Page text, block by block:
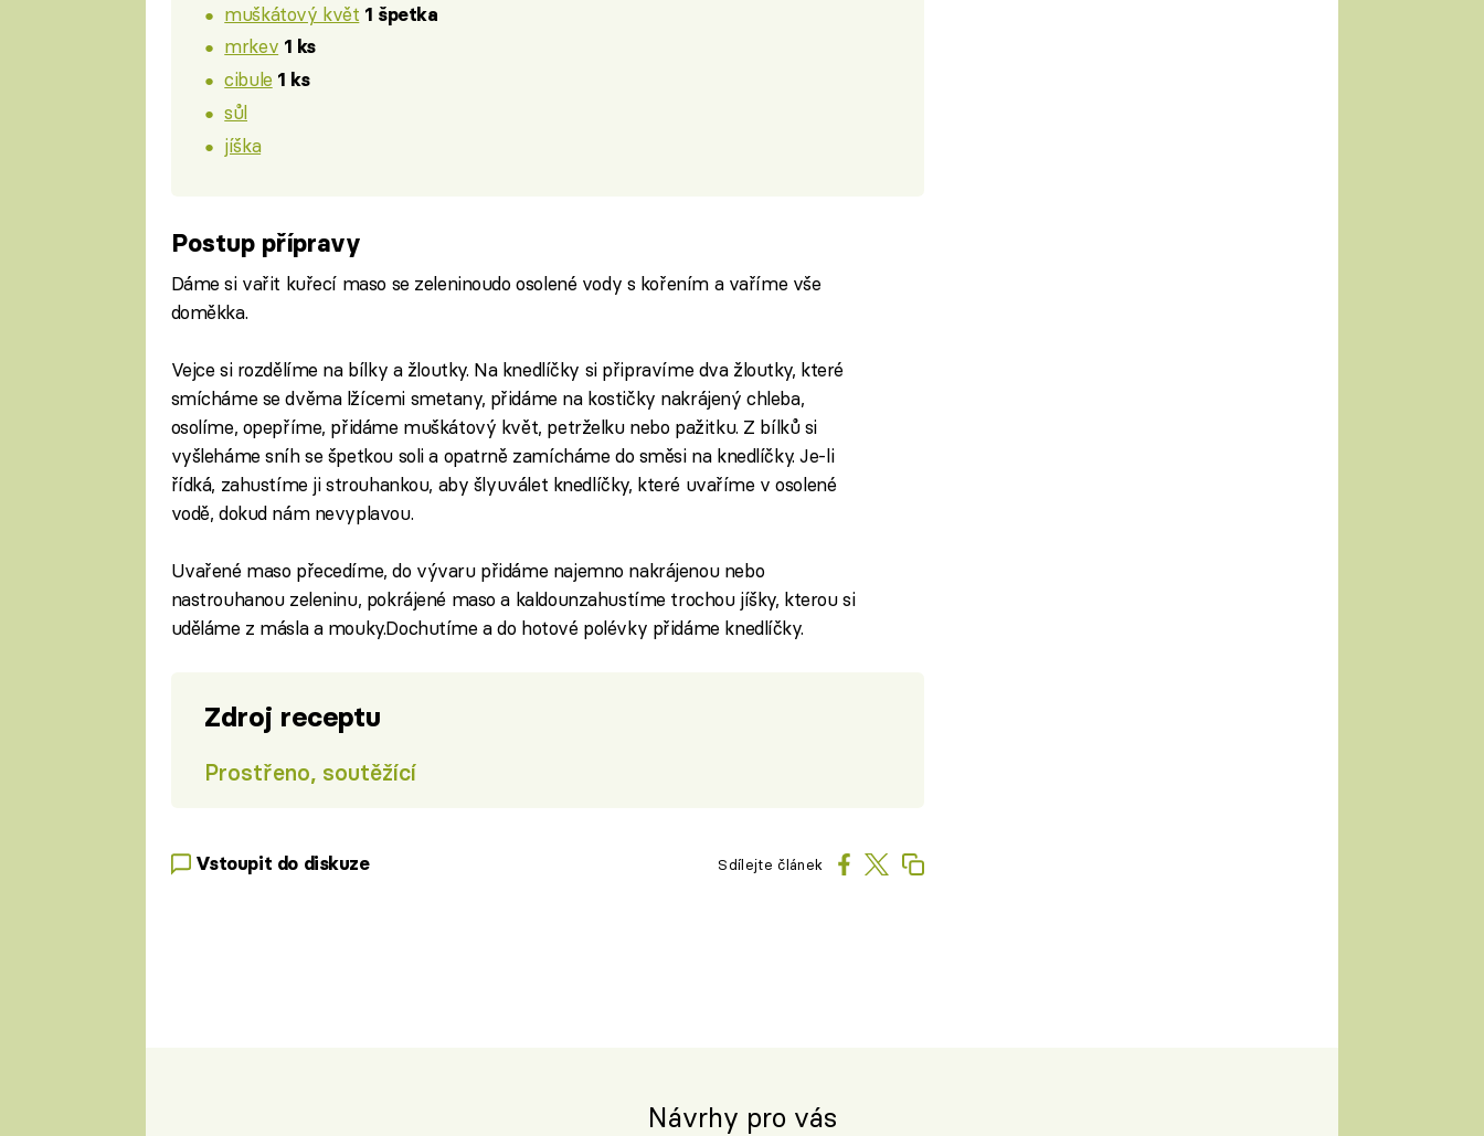
muškátový květ 1 špetka
mrkev 1 ks
cibule 1 ks
sůl
jíška
Postup přípravy
Dáme si vařit kuřecí maso se zeleninoudo osolené vody s kořením a vaříme vše
doměkka.
Vejce si rozdělíme na bílky a žloutky. Na knedlíčky si připravíme dva žloutky, které
smícháme se dvěma lžícemi smetany, přidáme na kostičky nakrájený chleba,
osolíme, opepříme, přidáme muškátový květ, petrželku nebo pažitku. Z bílků si
vyšleháme sníh se špetkou soli a opatrně zamícháme do směsi na knedlíčky. Je-li
řídká, zahustíme ji strouhankou, aby šlyuválet knedlíčky, které uvaříme v osolené
vodě, dokud nám nevyplavou.
Uvařené maso přecedíme, do vývaru přidáme najemno nakrájenou nebo
nastrouhanou zeleninu, pokrájené maso a kaldounzahustíme trochou jíšky, kterou si
uděláme z másla a mouky.Dochutíme a do hotové polévky přidáme knedlíčky.
Zdroj receptu
Prostřeno, soutěžící
Vstoupit do diskuze Sdílejte článek
Návrhy pro vás